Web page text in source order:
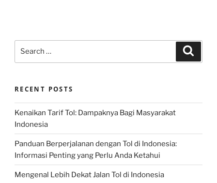
RECENT POSTS
Kenaikan Tarif Tol: Dampaknya Bagi Masyarakat
Indonesia
Panduan Berperjalanan dengan Tol di Indonesia:
Informasi Penting yang Perlu Anda Ketahui
Mengenal Lebih Dekat Jalan Tol di Indonesia